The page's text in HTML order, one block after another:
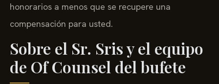
honorarios a menos que se recupere una
compensación para usted.
Sobre el Sr. Sris y el equipo
de Of Counsel del bufete